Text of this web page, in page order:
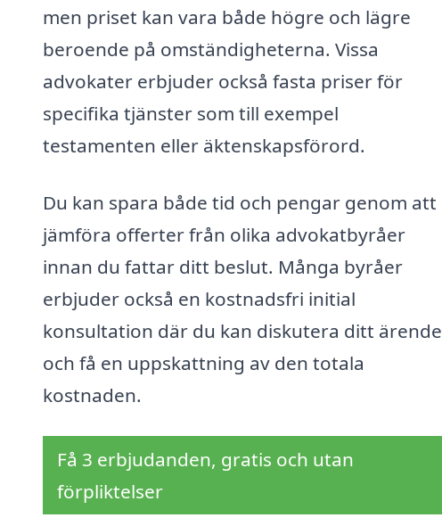
men priset kan vara både högre och lägre
beroende på omständigheterna. Vissa
advokater erbjuder också fasta priser för
specifika tjänster som till exempel
testamenten eller äktenskapsförord.
Du kan spara både tid och pengar genom att
jämföra offerter från olika advokatbyråer
innan du fattar ditt beslut. Många byråer
erbjuder också en kostnadsfri initial
konsultation där du kan diskutera ditt ärende
och få en uppskattning av den totala
kostnaden.
Få 3 erbjudanden, gratis och utan
förpliktelser